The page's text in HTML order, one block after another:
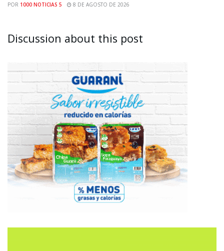
POR 1000 NOTICIAS 5 8 DE AGOSTO DE 2026
Discussion about this post